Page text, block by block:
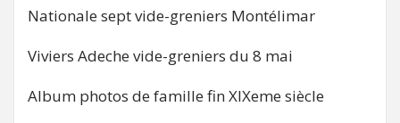
Nationale sept vide-greniers Montélimar
Viviers Adeche vide-greniers du 8 mai
Album photos de famille fin XIXeme siècle